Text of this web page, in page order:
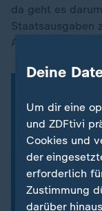
da geht es
Staatsausgaben
Ausgaben eben
Deine
Um dir eine
und ZDFtivi
Cookies und
der
erforderlich
Zustimmung
darüber